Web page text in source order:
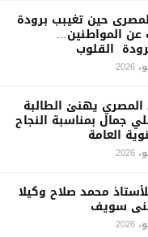
حين تغيبب برودة
عن المواطنين…
القلوب
يهنئ الطالبة
جمال بمناسبة النجاح
العامة
محمد صلاح وكيلا
بنى سويف